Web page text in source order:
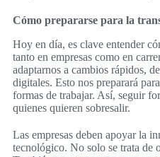
Cómo prepararse para la
Hoy en día, es clave entender
tanto en empresas como en
adaptarnos a cambios rápidos,
digitales. Esto nos preparará
formas de trabajar. Así, seguir
quienes quieren sobresalir.
Las empresas deben apoyar la
tecnológico. No solo se trata de